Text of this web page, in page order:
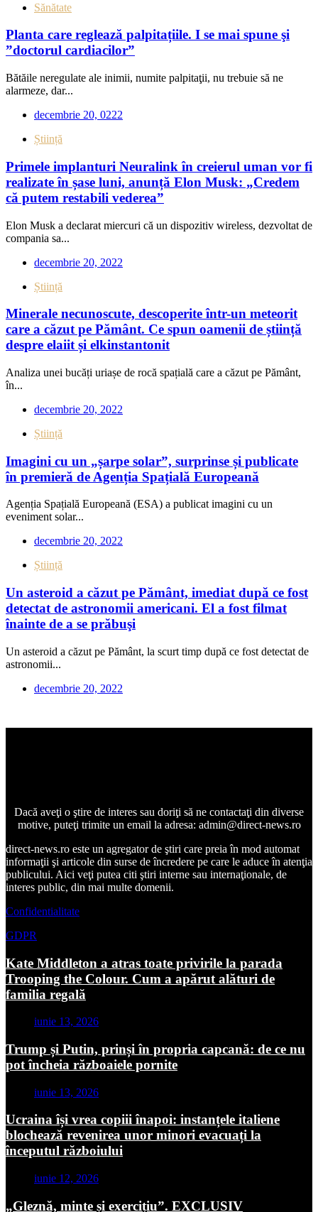
Sănătate
Planta care reglează palpitațiile. I se mai spune şi
”doctorul cardiacilor”
Bătăile neregulate ale inimii, numite palpitaţii, nu trebuie să ne
alarmeze, dar...
decembrie 20, 0222
Știință
Primele implanturi Neuralink în creierul uman vor fi
realizate în șase luni, anunță Elon Musk: „Credem
că putem restabili vederea”
Elon Musk a declarat miercuri că un dispozitiv wireless, dezvoltat de
compania sa...
decembrie 20, 2022
Știință
Minerale necunoscute, descoperite într-un meteorit
care a căzut pe Pământ. Ce spun oamenii de știință
despre elaiit și elkinstantonit
Analiza unei bucăți uriașe de rocă spațială care a căzut pe Pământ,
în...
decembrie 20, 2022
Știință
Imagini cu un „șarpe solar”, surprinse și publicate
în premieră de Agenția Spațială Europeană
Agenția Spațială Europeană (ESA) a publicat imagini cu un
eveniment solar...
decembrie 20, 2022
Știință
Un asteroid a căzut pe Pământ, imediat după ce fost
detectat de astronomii americani. El a fost filmat
înainte de a se prăbuşi
Un asteroid a căzut pe Pământ, la scurt timp după ce fost detectat de
astronomii...
decembrie 20, 2022
Dacă aveţi o ştire de interes sau doriţi să ne contactaţi din diverse
motive, puteţi trimite un email la adresa: admin@direct-news.ro
direct-news.ro este un agregator de ştiri care preia în mod automat
informaţii şi articole din surse de încredere pe care le aduce în atenţia
publicului. Aici veţi putea citi ştiri interne sau internaţionale, de
interes public, din mai multe domenii.
Confidentialitate
GDPR
Kate Middleton a atras toate privirile la parada
Trooping the Colour. Cum a apărut alături de
familia regală
iunie 13, 2026
Trump și Putin, prinși în propria capcană: de ce nu
pot încheia războaiele pornite
iunie 13, 2026
Ucraina își vrea copiii înapoi: instanțele italiene
blochează revenirea unor minori evacuați la
începutul războiului
iunie 12, 2026
„Gleznă, minte și exercițiu”. EXCLUSIV